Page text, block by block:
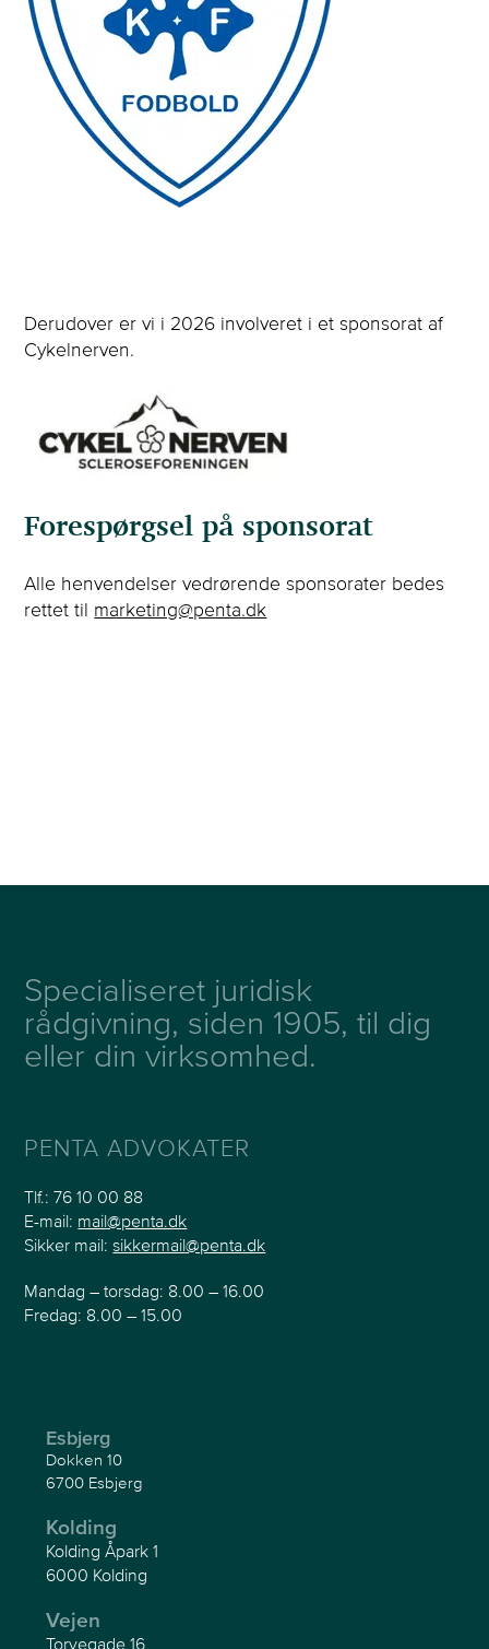
Derudover er vi i 2026 involveret i et sponsorat af
Cykelnerven.
Forespørgsel på sponsorat
Alle henvendelser vedrørende sponsorater bedes
rettet til marketing@penta.dk
Specialiseret juridisk
rådgivning, siden 1905, til dig
eller din virksomhed.
PENTA ADVOKATER
Tlf.:76 10 00 88
E-mail: mail@penta.dk
Sikker mail:sikkermail@penta.dk
Mandag – torsdag: 8.00 – 16.00
Fredag: 8.00 – 15.00
Esbjerg
Dokken 10
6700 Esbjerg
Kolding
Kolding Åpark 1
6000 Kolding
Vejen
Torvegade 16